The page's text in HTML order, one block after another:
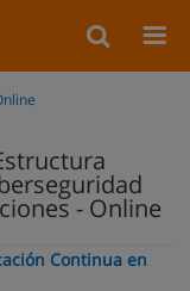
- Online
Continua en